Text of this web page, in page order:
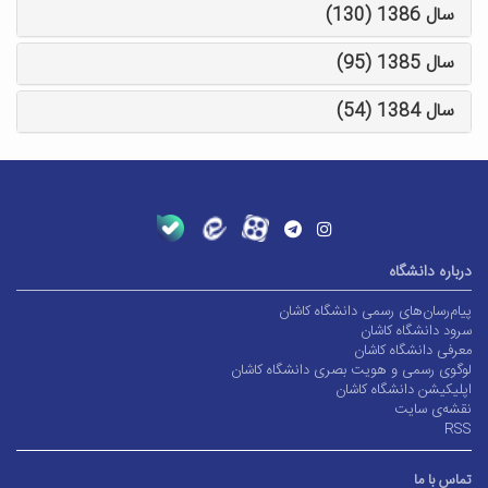
سال 1386 (130)
سال 1385 (95)
سال 1384 (54)
درباره دانشگاه
پیام‌رسان‌های رسمی دانشگاه کاشان
سرود دانشگاه کاشان
معرفی دانشگاه کاشان
لوگوی رسمی و هویت بصری دانشگاه کاشان
اپلیکیشن دانشگاه کاشان
نقشه‌ی سایت
RSS
تماس با ما